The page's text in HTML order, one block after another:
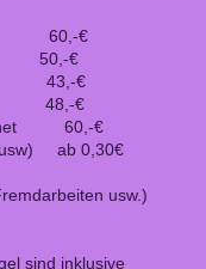
60,-€
50,-€
43,-€
48,-€
60,-€
usw) ab 0,30€
usw.)
sind inklusive